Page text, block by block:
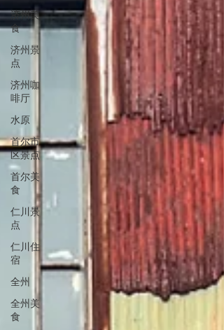
济州美
食
济州景
点
济州咖
啡厅
水原
首尔市
区景点
首尔美
食
仁川景
点
仁川住
宿
全州
全州美
食